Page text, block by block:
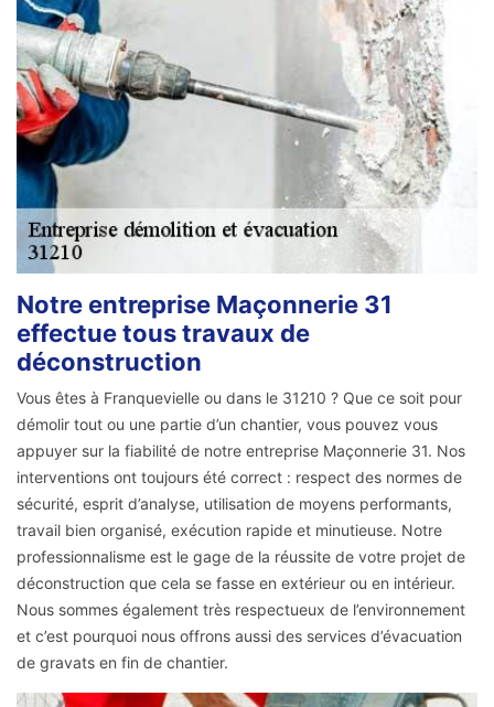
Notre entreprise Maçonnerie 31
effectue tous travaux de
déconstruction
Vous êtes à Franquevielle ou dans le 31210 ? Que ce soit pour
démolir tout ou une partie d’un chantier, vous pouvez vous
appuyer sur la fiabilité de notre entreprise Maçonnerie 31. Nos
interventions ont toujours été correct : respect des normes de
sécurité, esprit d’analyse, utilisation de moyens performants,
travail bien organisé, exécution rapide et minutieuse. Notre
professionnalisme est le gage de la réussite de votre projet de
déconstruction que cela se fasse en extérieur ou en intérieur.
Nous sommes également très respectueux de l’environnement
et c’est pourquoi nous offrons aussi des services d’évacuation
de gravats en fin de chantier.